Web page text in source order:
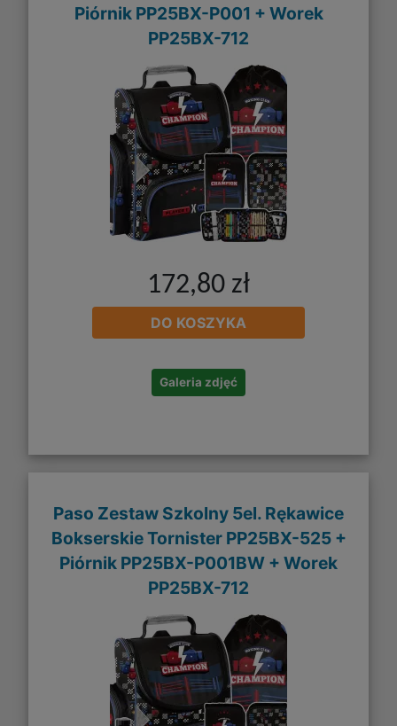
Piórnik PP25BX-P001 + Worek
PP25BX-712
172,80 zł
DO KOSZYKA
Galeria zdjęć
Paso Zestaw Szkolny 5el. Rękawice
Bokserskie Tornister PP25BX-525 +
Piórnik PP25BX-P001BW + Worek
PP25BX-712